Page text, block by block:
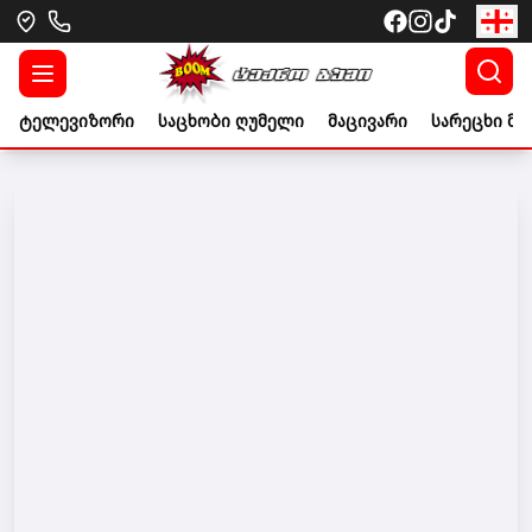
ტელევიზორი საცხობი ღუმელი მაცივარი სარეცხი